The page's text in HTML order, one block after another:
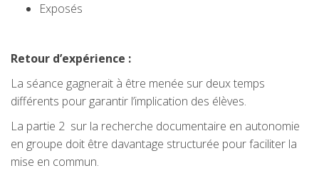
Exposés
Retour d’expérience :
La séance gagnerait à être menée sur deux temps
différents pour garantir l’implication des élèves.
La partie 2 sur la recherche documentaire en autonomie
en groupe doit être davantage structurée pour faciliter la
mise en commun.